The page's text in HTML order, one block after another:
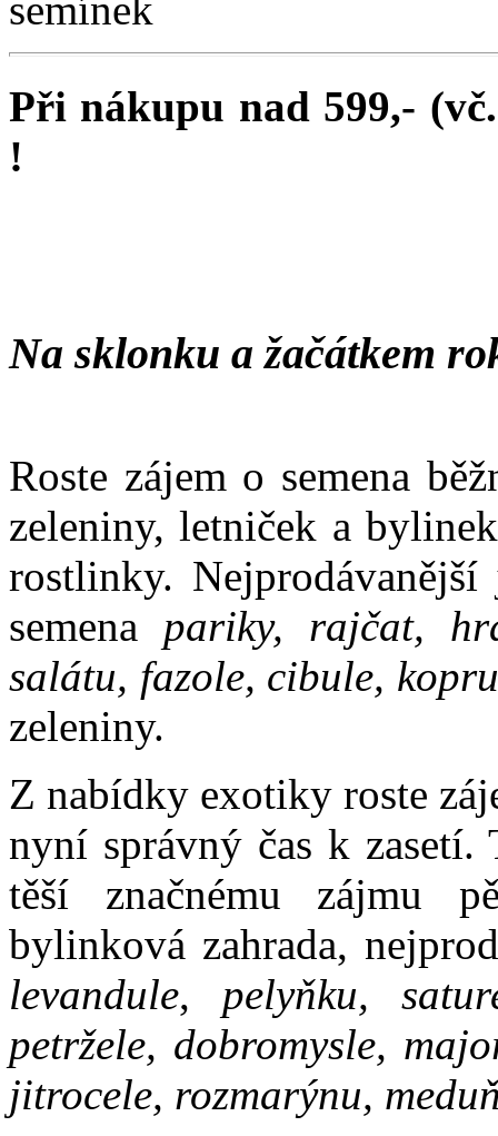
Při nákupu nad 599,-
!
Na sklonku a žačátkem
Roste zájem o semena
zeleniny, letniček a
rostlinky.
semena pariky, rajčat,
salátu, fazole, cibule,
zeleniny.
Z nabídky exotiky roste
nyní správný čas k zasetí.
těší značnému zájmu
bylinková zahrada,
levandule, pelyňku,
petržele, dobromysle,
jitrocele, rozmarýnu,